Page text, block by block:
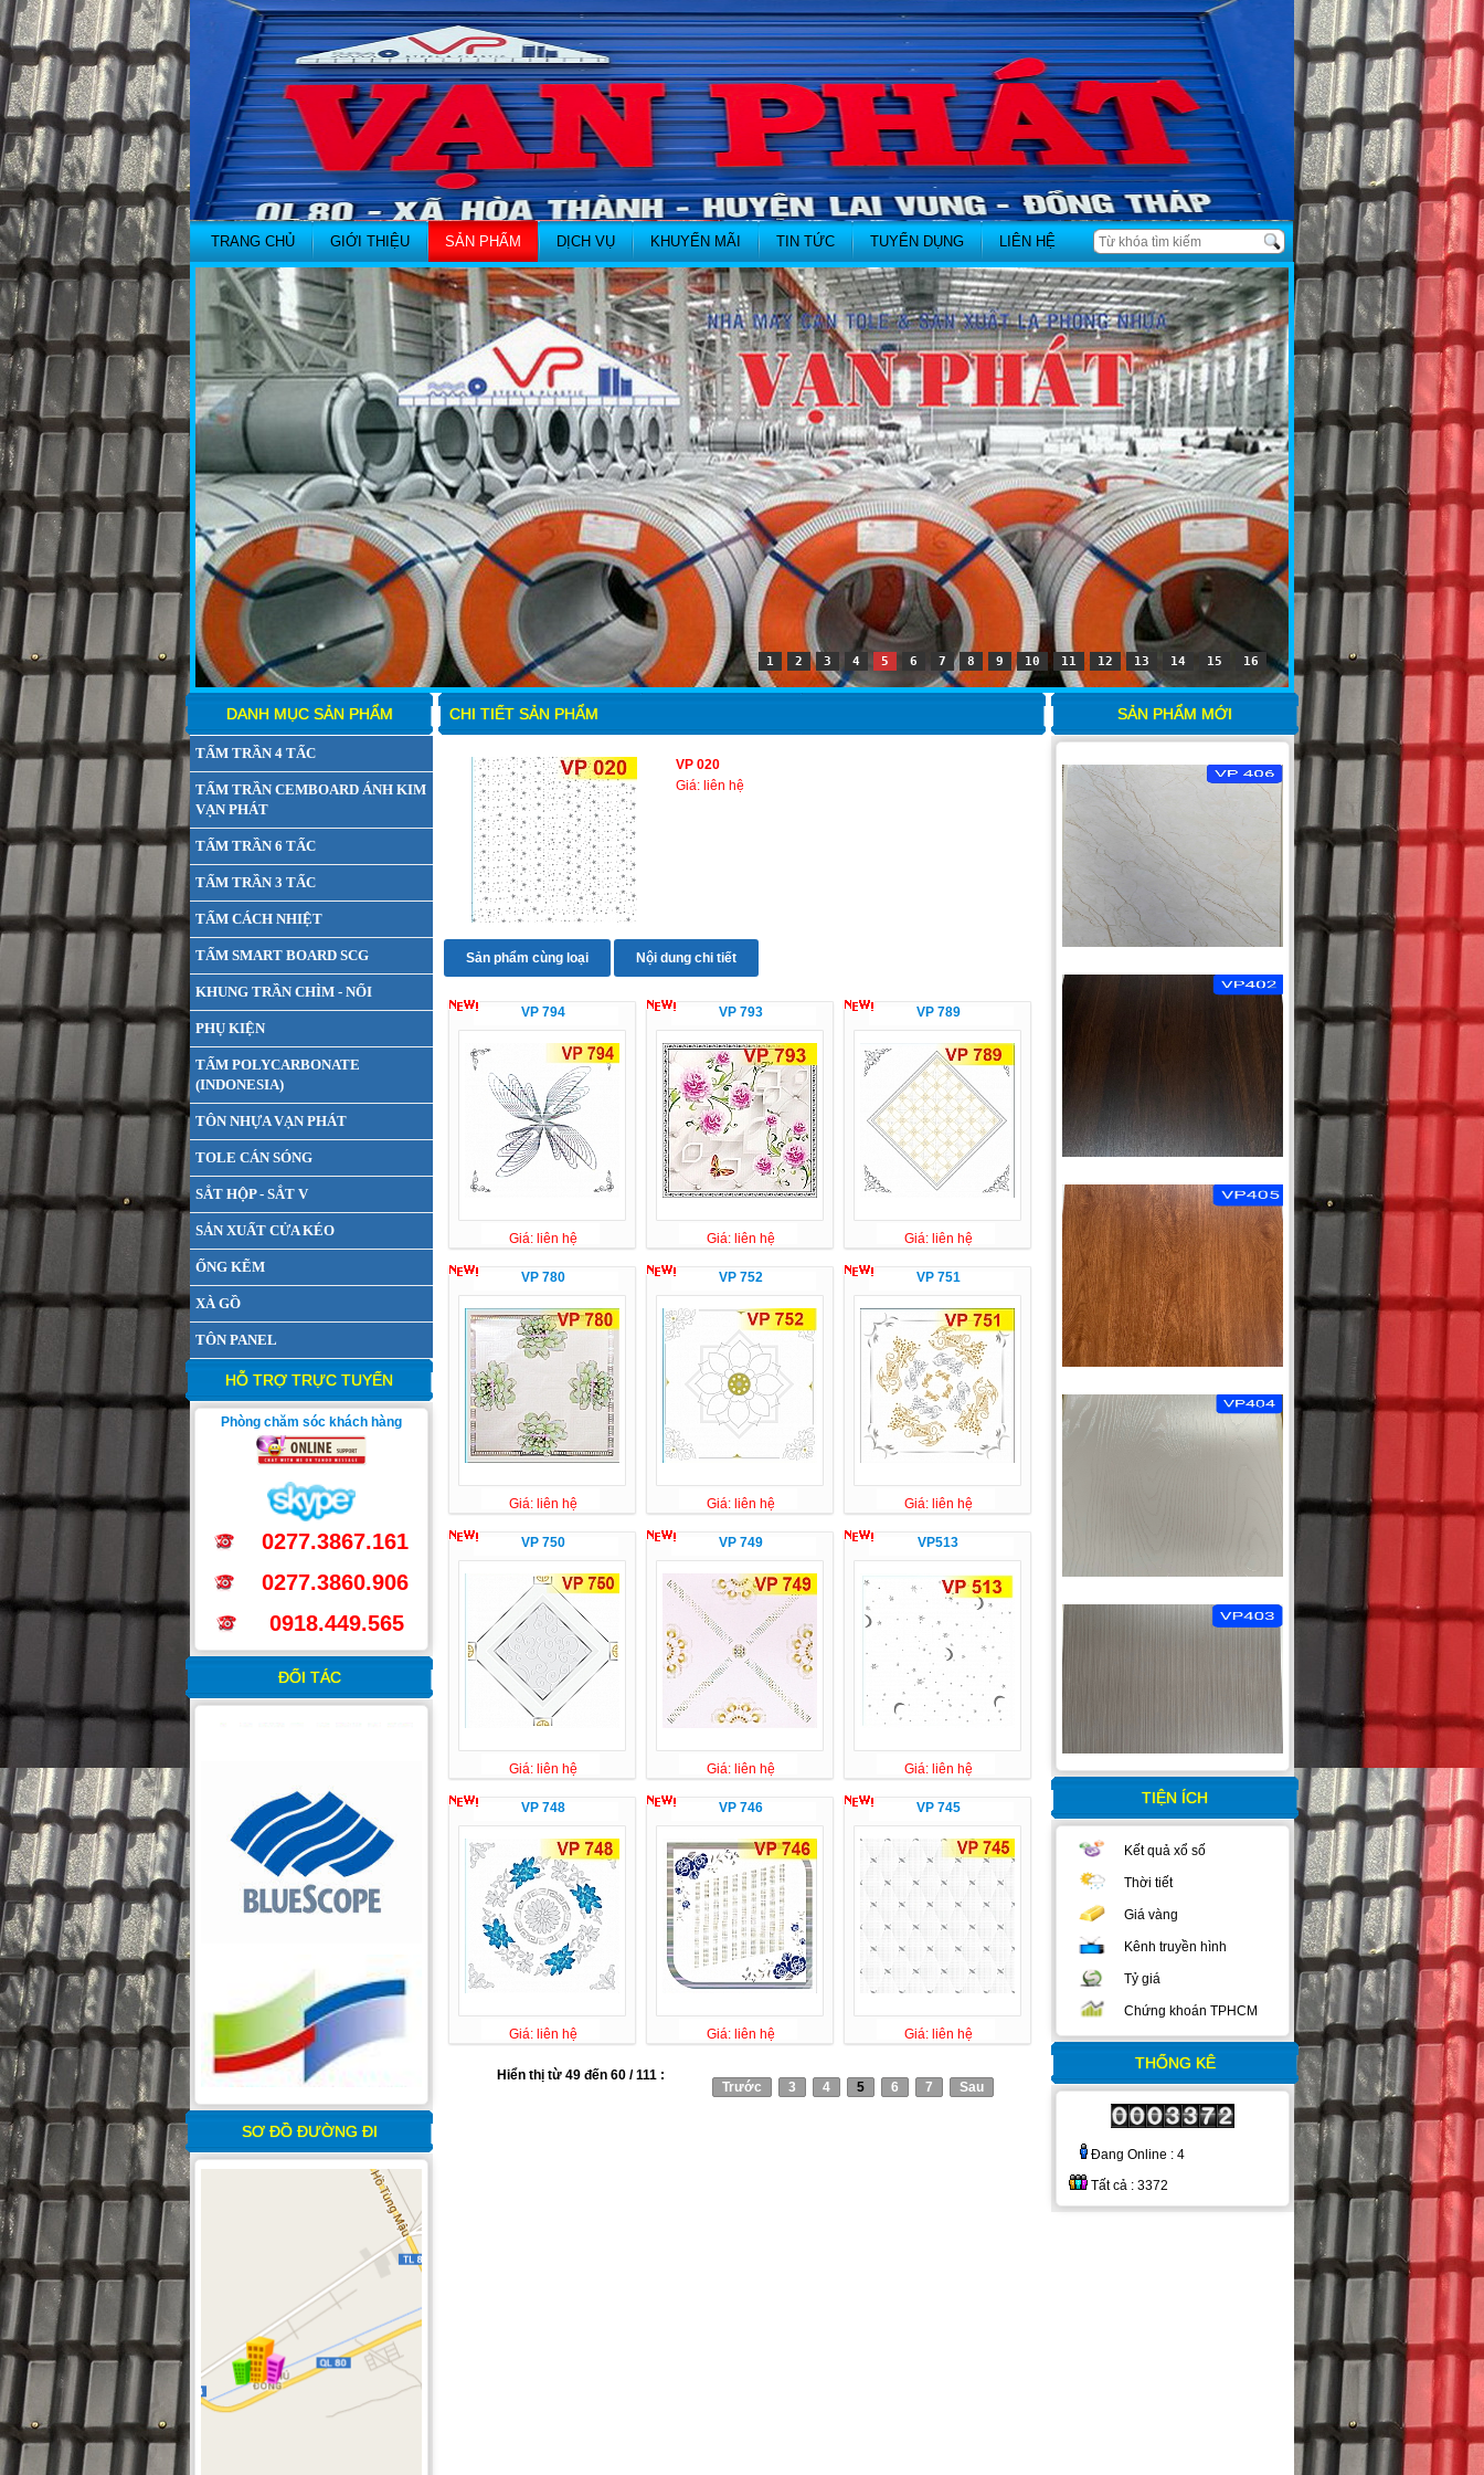
TRANG CHỦ GIỚI THIỆU SẢN PHẨM DỊCH VỤ KHUYẾN MÃI TIN TỨC TUYỂN DỤNG LIÊN HỆ
1 2 3 4 5 6 7 8 9 10 11 12 13 14 15 16
DANH MỤC SẢN PHẨM
TẤM TRẦN 4 TẤC
TẤM TRẦN CEMBOARD ÁNH KIM
VẠN PHÁT
TẤM TRẦN 6 TẤC
TẤM TRẦN 3 TẤC
TẤM CÁCH NHIỆT
TẤM SMART BOARD SCG
KHUNG TRẦN CHÌM - NỔI
PHỤ KIỆN
TẤM POLYCARBONATE
(INDONESIA)
TÔN NHỰA VẠN PHÁT
TOLE CÁN SÓNG
SẮT HỘP - SẮT V
SẢN XUẤT CỬA KÉO
ỐNG KẼM
XÀ GỒ
TÔN PANEL
HỖ TRỢ TRỰC TUYẾN
Phòng chăm sóc khách hàng
0277.3867.161
0277.3860.906
0918.449.565
ĐỐI TÁC
SƠ ĐỒ ĐƯỜNG ĐI
CHI TIẾT SẢN PHẨM
VP 020
Giá: liên hệ
Sản phẩm cùng loại Nội dung chi tiết
VP 794
Giá: liên hệ
VP 793
Giá: liên hệ
VP 789
Giá: liên hệ
VP 780
Giá: liên hệ
VP 752
Giá: liên hệ
VP 751
Giá: liên hệ
VP 750
Giá: liên hệ
VP 749
Giá: liên hệ
VP513
Giá: liên hệ
VP 748
Giá: liên hệ
VP 746
Giá: liên hệ
VP 745
Giá: liên hệ
Hiển thị từ 49 đến 60 / 111 :
Trước 3 4 5 6 7 Sau
SẢN PHẨM MỚI
TIỆN ÍCH
Kết quả xổ số
Thời tiết
Giá vàng
Kênh truyền hình
Tỷ giá
Chứng khoán TPHCM
THỐNG KÊ
Đang Online : 4
Tất cả : 3372